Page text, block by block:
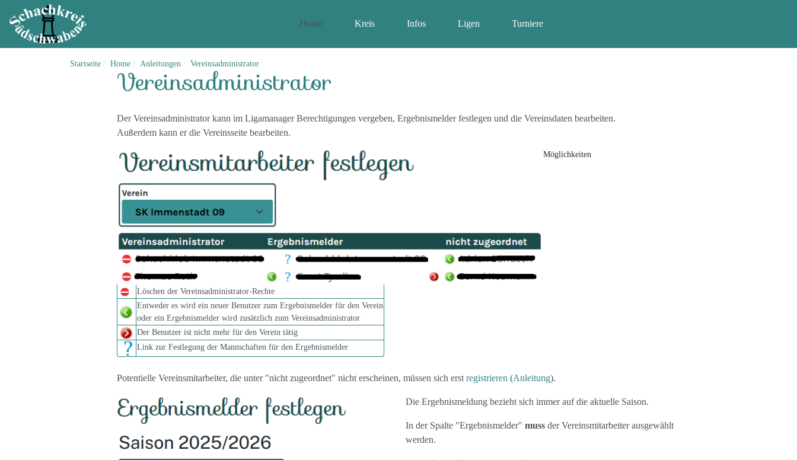
Home Kreis Infos Ligen Turniere
Startseite Home Anleitungen Vereinsadministrator
Vereinsadministrator
Der Vereinsadministrator kann im Ligamanager Berechtigungen vergeben, Ergebnismelder festlegen und die Vereinsdaten bearbeiten.
Außerdem kann er die Vereinsseite bearbeiten.
Möglichkeiten
Löschen der Vereinsadministrator-Rechte
Entweder es wird ein neuer Benutzer zum Ergebnismelder für den Verein
oder ein Ergebnismelder wird zusätzlich zum Vereinsadministrator
Der Benutzer ist nicht mehr für den Verein tätig
Link zur Festlegung der Mannschaften für den Ergebnismelder
Potentielle Vereinsmitarbeiter, die unter "nicht zugeordnet" nicht erscheinen, müssen sich erst registrieren (Anleitung).
Die Ergebnismeldung bezieht sich immer auf die aktuelle Saison.
In der Spalte "Ergebnismelder" muss der Vereinsmitarbeiter ausgewählt
werden.